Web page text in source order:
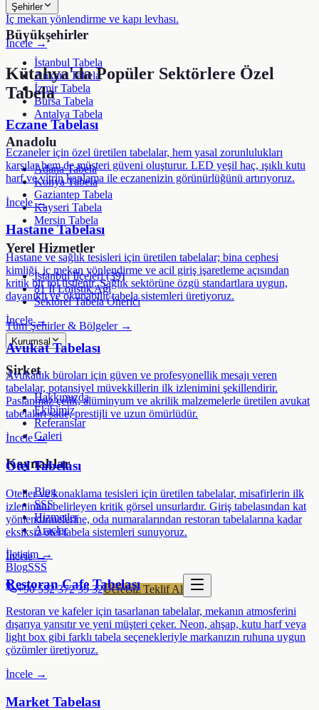
Şehirler
Büyükşehirler
İstanbul Tabela
Ankara Tabela
İzmir Tabela
Bursa Tabela
Antalya Tabela
Anadolu
Adana Tabela
Konya Tabela
Gaziantep Tabela
Kayseri Tabela
Mersin Tabela
Yerel Hizmetler
İstanbul İlçeleri (39)
81 İl Lojistik Ağı
Sektörel Tabela Önerici
Tüm Şehirler & Bölgeler →
Kurumsal
Şirket
Hakkımızda
Ekibimiz
Referanslar
Galeri
Kaynaklar
Blog
SSS
Hizmetler
Araçlar
İletişim →
BlogSSS
+90 532 372 39 32Ücretsiz Teklif Al
İç mekan yönlendirme ve kapı levhası.
İncele →
Kütahya'da Popüler Sektörlere Özel
Tabela
Eczane Tabelası
Eczaneler için özel üretilen tabelalar, hem yasal zorunlulukları
karşılar hem de müşteri güveni oluşturur. LED yeşil haç, ışıklı kutu
harf ve vitrin kaplama ile eczanenizin görünürlüğünü artırıyoruz.
İncele →
Hastane Tabelası
Hastane ve sağlık tesisleri için üretilen tabelalar; bina cephesi
kimliği, iç mekan yönlendirme ve acil giriş işaretleme açısından
kritik bir rol üstlenir. Sağlık sektörüne özgü standartlara uygun,
dayanıklı ve okunabilir tabela sistemleri üretiyoruz.
İncele →
Avukat Tabelası
Avukatlık büroları için güven ve profesyonellik mesajı veren
tabelalar, potansiyel müvekkillerin ilk izlenimini şekillendirir.
Paslanmaz çelik, alüminyum ve akrilik malzemelerle üretilen avukat
tabelaları sade, prestijli ve uzun ömürlüdür.
İncele →
Otel Tabelası
Oteller ve konaklama tesisleri için üretilen tabelalar, misafirlerin ilk
izlenimini belirleyen kritik görsel unsurlardır. Giriş tabelasından kat
yönlendirmelerine, oda numaralarından restoran tabelalarına kadar
eksiksiz otel tabela sistemleri sunuyoruz.
İncele →
Restoran Cafe Tabelası
Restoran ve kafeler için tasarlanan tabelalar, mekanın atmosferini
dışarıya yansıtır ve yeni müşteri çeker. Neon, ahşap, kutu harf veya
light box gibi farklı tabela seçenekleriyle markanızın ruhuna uygun
çözümler üretiyoruz.
İncele →
Market Tabelası